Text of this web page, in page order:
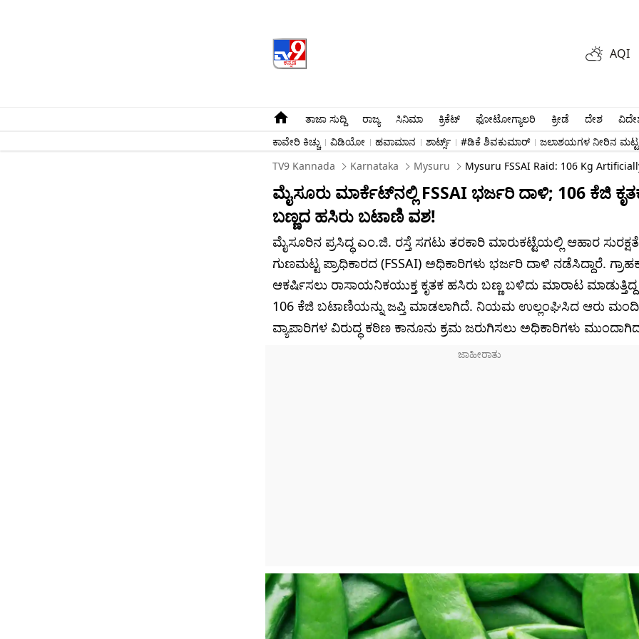
AQI
ತಾಜಾ ಸುದ್ದಿ ರಾಜ್ಯ ಸಿನಿಮಾ ಕ್ರಿಕೆಟ್​ ಫೋಟೋಗ್ಯಾಲರಿ ಕ್ರೀಡೆ ದೇಶ
ಕಾವೇರಿ ಕಿಚ್ಚು
ವಿಡಿಯೋ ಹವಾಮಾನ ಶಾರ್ಟ್ಸ್​ #ಡಿಕೆ ಶಿವಕುಮಾರ್​
ಜಲಾಶಯಗಳ ನೀರಿನ ಮಟ್ಟ
TV9 Kannada
Karnataka Mysuru Mysuru FSSAI Raid: 106 Kg
ಮೈಸೂರು ಮಾರ್ಕೆಟ್‌ನಲ್ಲಿ FSSAI ಭರ್ಜರಿ ದಾಳಿ; 106 ಕೆಜಿ
ಬಣ್ಣದ ಹಸಿರು ಬಟಾಣಿ ವಶ!
ಮೈಸೂರಿನ ಪ್ರಸಿದ್ಧ ಎಂ.ಜಿ. ರಸ್ತೆ ಸಗಟು ತರಕಾರಿ ಮಾರುಕಟ್ಟೆಯಲ್ಲಿ ಆಹಾರ
ಗುಣಮಟ್ಟ ಪ್ರಾಧಿಕಾರದ (FSSAI) ಅಧಿಕಾರಿಗಳು ಭರ್ಜರಿ ದಾಳಿ ನಡೆಸಿದ್ದಾರೆ.
ಆಕರ್ಷಿಸಲು ರಾಸಾಯನಿಕಯುಕ್ತ ಕೃತಕ ಹಸಿರು ಬಣ್ಣ ಬಳಿದು ಮಾರಾಟ ಮಾಡುತ್ತಿದ್ದ
106 ಕೆಜಿ ಬಟಾಣಿಯನ್ನು ಜಪ್ತಿ ಮಾಡಲಾಗಿದೆ. ನಿಯಮ ಉಲ್ಲಂಘಿಸಿದ ಆರು ಮಂದಿ
ವ್ಯಾಪಾರಿಗಳ ವಿರುದ್ಧ ಕಠಿಣ ಕಾನೂನು ಕ್ರಮ ಜರುಗಿಸಲು ಅಧಿಕಾರಿಗಳು